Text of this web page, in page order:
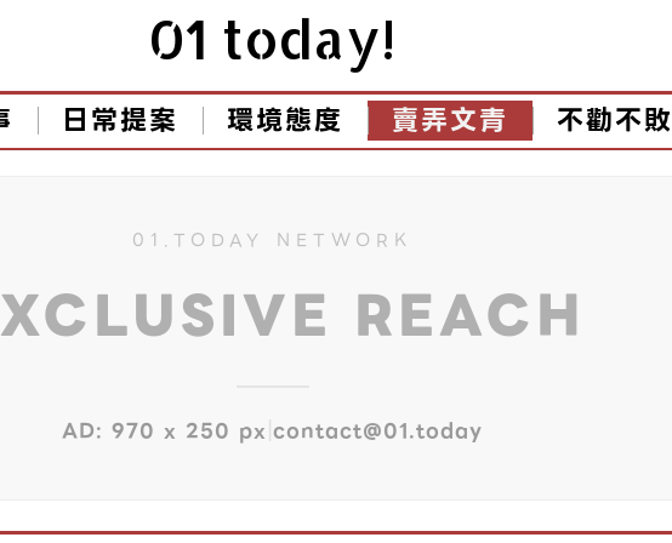
01 today!
日常提案 環境態度 賣弄文青 不勸不敗
01.TODAY NETWORK
REACH
AD: 970 x 250 px|contact@01.today